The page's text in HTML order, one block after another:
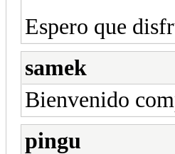
Espero que
samek
Bienvenido
pingu